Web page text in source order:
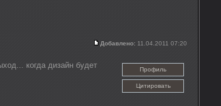
Добавлено: 11.04.2011 07:20
когда дизайн будет
Профиль
Цитировать